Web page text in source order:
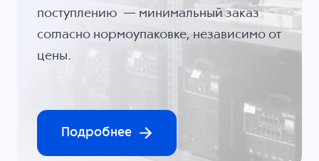
поступлению — минимальный заказ
согласно нормоупаковке, независимо от
цены.
Подробнее